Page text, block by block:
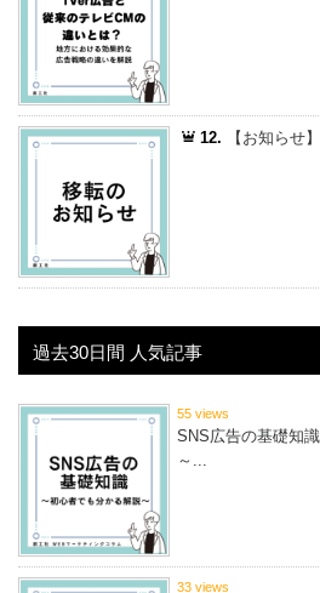
12. 【お知らせ
過去30日間 人気記事
55 views
SNS広告の基礎知
～...
33 views